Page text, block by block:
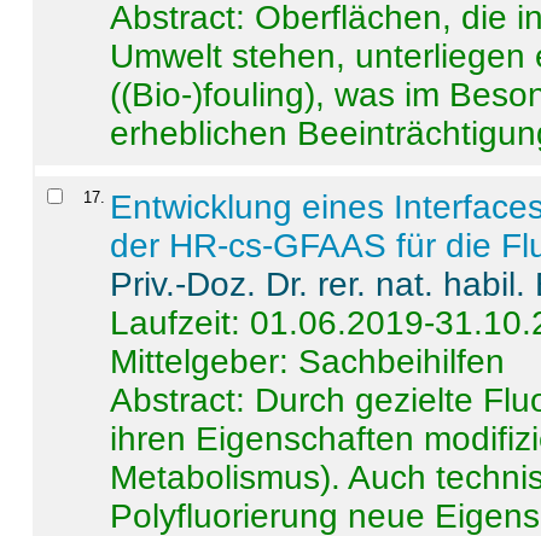
Abstract: Oberflächen, die
Umwelt stehen,
((Bio-)fouling), was im
erheblichen
17
Entwicklung eines
der HR-cs-GFAAS für die
Priv.-Doz. Dr. rer. nat.
Laufzeit: 01.06.2019-
Mittelgeber: Sachbeihilfen
Abstract: Durch gezielte
ihren Eigenschaften
Metabolismus). Auch
Polyfluorierung neue